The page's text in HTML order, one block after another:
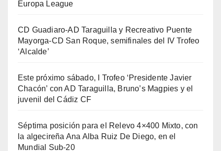
Europa League
CD Guadiaro-AD Taraguilla y Recreativo Puente
Mayorga-CD San Roque, semifinales del IV Trofeo
‘Alcalde’
Este próximo sábado, I Trofeo ‘Presidente Javier
Chacón’ con AD Taraguilla, Bruno’s Magpies y el
juvenil del Cádiz CF
Séptima posición para el Relevo 4×400 Mixto, con
la algecireña Ana Alba Ruiz De Diego, en el
Mundial Sub-20